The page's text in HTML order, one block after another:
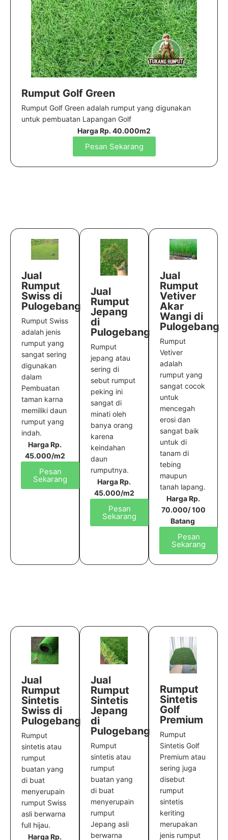
Rumput Golf Green
Rumput Golf Green adalah rumput yang digunakan
untuk pembuatan Lapangan Golf
Harga Rp. 40.000m2
Pesan Sekarang
Jual
Rumput
Swiss di
Pulogebang
Rumput Swiss
adalah jenis
rumput yang
sangat sering
digunakan
dalam
Pembuatan
taman karna
memiliki daun
rumput yang
indah.
Harga Rp.
45.000/m2
Pesan
Sekarang
Jual
Rumput
Jepang
di
Pulogebang
Rumput
jepang atau
sering di
sebut rumput
peking ini
sangat di
minati oleh
banya orang
karena
keindahan
daun
rumputnya.
Harga Rp.
45.000/m2
Pesan
Sekarang
Jual
Rumput
Vetiver
Akar
Wangi di
Pulogebang
Rumput
Vetiver
adalah
rumput yang
sangat cocok
untuk
mencegah
erosi dan
sangat baik
untuk di
tanam di
tebing
maupun
tanah lapang.
Harga Rp.
70.000/ 100
Batang
Pesan
Sekarang
Jual
Rumput
Sintetis
Swiss di
Pulogebang
Rumput
sintetis atau
rumput
buatan yang
di buat
menyerupain
rumput Swiss
asli berwarna
full hijau.
Harga Rp.
Jual
Rumput
Sintetis
Jepang
di
Pulogebang
Rumput
sintetis atau
rumput
buatan yang
di buat
menyerupain
rumput
Jepang asli
berwarna
Rumput
Sintetis
Golf
Premium
Rumput
Sintetis Golf
Premium atau
sering juga
disebut
rumput
sintetis
keriting
merupakan
jenis rumput